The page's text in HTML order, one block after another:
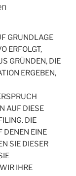
GRUNDLAGE
ERFOLGT,
GRÜNDEN, DIE
ERGEBEN,
AUF DIESE
DIE
DENEN EINE
SIE DIESER
IHRE